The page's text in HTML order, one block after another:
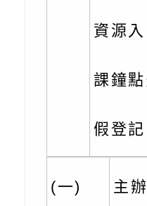
(星期
立臺
林區
理「
導及系
檢送
術才
函轉
安全宣導
檢送
安全宣
有關衛
逆境少
轉知社
資源
課鐘
假登記
(一) 主